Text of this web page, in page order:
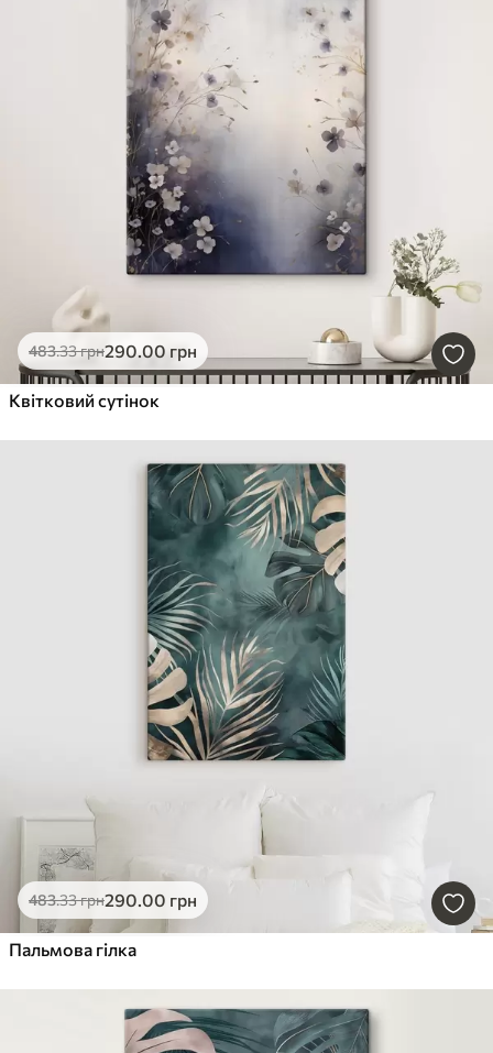
483.33грн290.00 грн
Квітковий сутінок
483.33грн290.00 грн
Пальмова гілка